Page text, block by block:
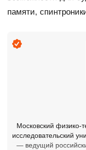
памяти,
Московский физико-
исследовательский
— ведущий